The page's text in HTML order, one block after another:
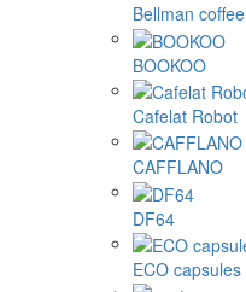
Bellman coffee
BOOKOO
Cafelat Robot
CAFFLANO
DF64
ECO capsules